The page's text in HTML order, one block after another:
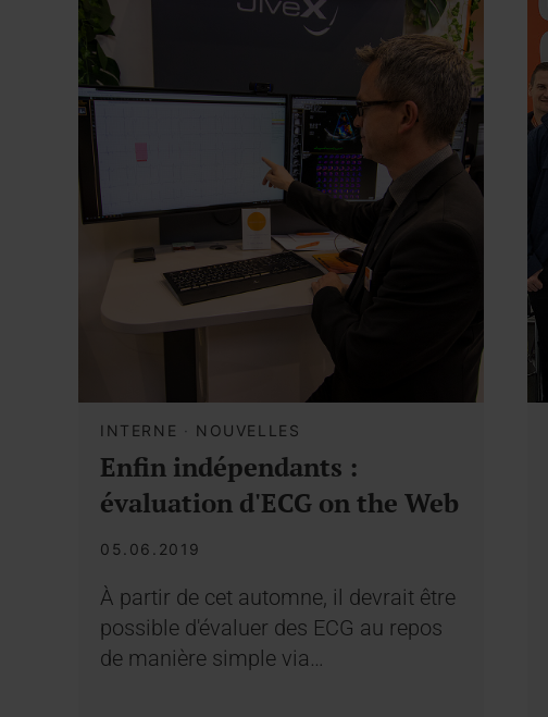
INTERNE · NOUVELLES
Enfin indépendants :
évaluation d'ECG on the Web
05.06.2019
À partir de cet automne, il devrait être
possible d'évaluer des ECG au repos
de manière simple via…